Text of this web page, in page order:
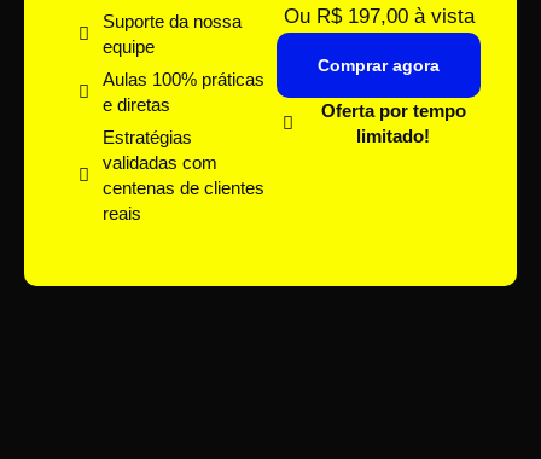
Suporte da nossa
equipe
Aulas 100% práticas
e diretas
Estratégias
validadas com
centenas de clientes
reais
Ou R$ 197,00 à vista
Comprar agora
Oferta por tempo
limitado!